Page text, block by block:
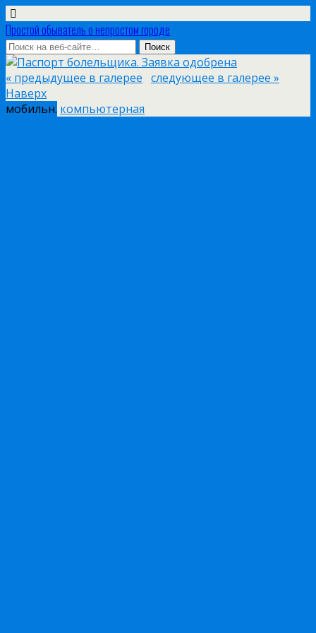
Простой обыватель о непростом городе
« предыдущее в галерее следующее в галерее »
Наверх
мобильн. компьютерная